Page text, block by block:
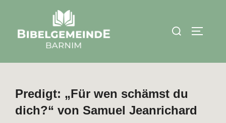
springen
Suchen
Predigt: „Für wen schämst du
dich?“ von Samuel Jeanrichard